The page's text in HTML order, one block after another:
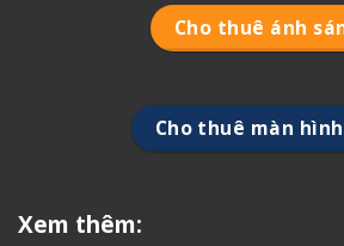
Cho thuê ánh
Cho thuê màn
Xem thêm: